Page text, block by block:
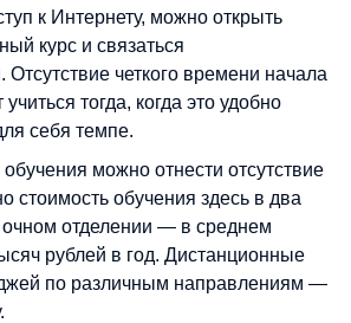
к Интернету, можно открыть
курс и связаться
четкого времени начала
тогда, когда это удобно
себя темпе.
можно отнести отсутствие
стоимость обучения здесь в два
отделении — в среднем
рублей в год. Дистанционные
по различным направлениям —